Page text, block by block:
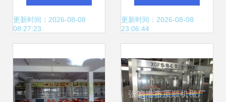
职业
更新时间：2026-08-08
08:27:23
更新时间：2026-08-08
23:06:44